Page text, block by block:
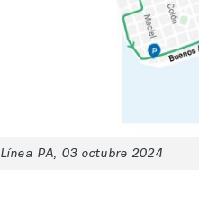
Línea PA, 03 octubre 2024